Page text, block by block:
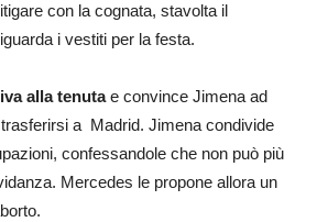
con la cognata, stavolta il
i vestiti per la festa.
alla tenutae convince Jimena ad
trasferirsi a Madrid. Jimena condivide
confessandole che non può più
Mercedes le propone allora un